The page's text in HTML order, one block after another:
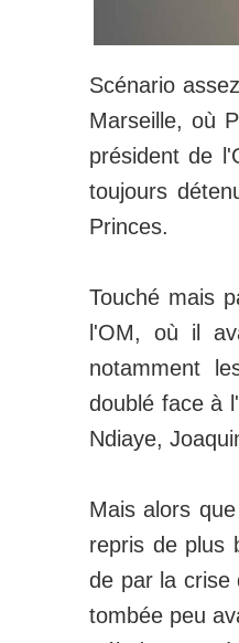
Scénario
Marseille, où
président de
toujours
Princes.
Touché mais
l'OM, où il
notamment
doublé face à
Ndiaye,
Mais alors
repris de plus
de par la crise
tombée peu